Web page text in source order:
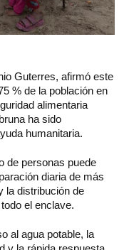
Guterres, afirmó este
% de la población en
alimentaria
ha sido
humanitaria.
de personas puede
diaria de más
la distribución de
el enclave.
al agua potable, la